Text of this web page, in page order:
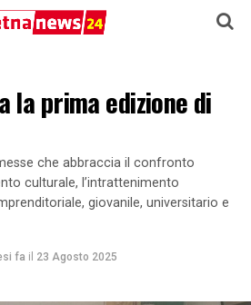
la prima edizione di
che abbraccia il confronto
culturale, l’intrattenimento
giovanile, universitario e
fa il 23 Agosto 2025